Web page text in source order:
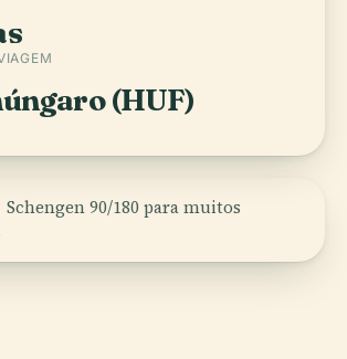
(HUF)
Schengen 90/180 para muitos